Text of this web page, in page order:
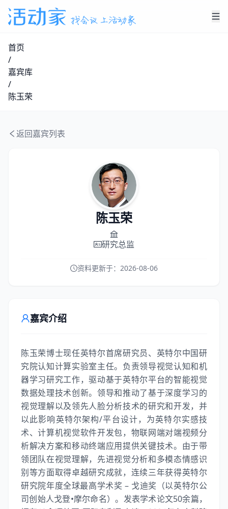
首页
/
嘉宾库
/
陈玉荣
返回嘉宾列表
陈玉荣
研究总监
资料更新于： 2026-08-06
嘉宾介绍
陈玉荣博士现任英特尔首席研究员、英特尔中国研
究院认知计算实验室主任。负责领导视觉认知和机
器学习研究工作，驱动基于英特尔平台的智能视觉
数据处理技术创新。领导和推动了基于深度学习的
视觉理解以及领先人脸分析技术的研究和开发，并
以此影响英特尔架构/平台设计，为英特尔实感技
术、计算机视觉软件开发包，物联网端对端视频分
析解决方案和移动终端应用提供关键技术。由于带
领团队在视觉理解，先进视觉分析和多模态情感识
别等方面取得卓越研究成就，连续三年获得英特尔
研究院年度全球最高学术奖 – 戈迪奖（以英特尔公
司创始人戈登•摩尔命名）。发表学术论文50余篇，